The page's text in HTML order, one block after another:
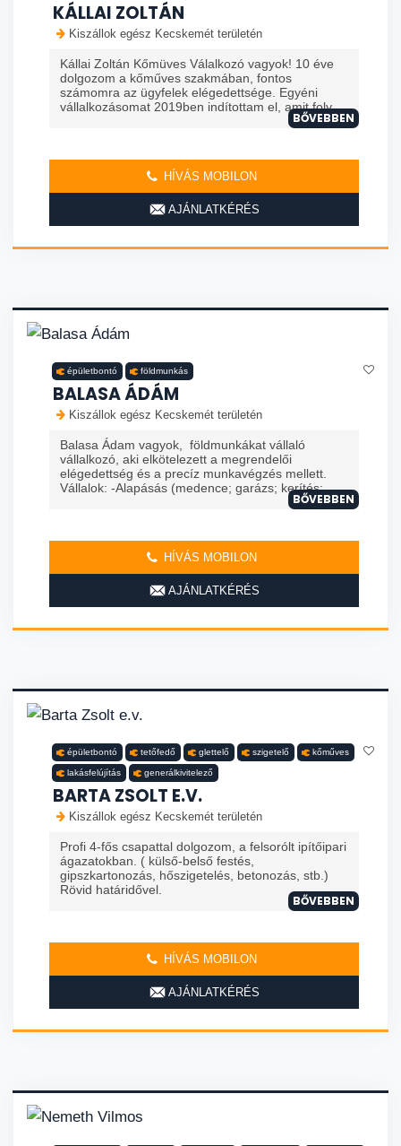
KÁLLAI ZOLTÁN
Kiszállok egész Kecskemét területén
Kállai Zoltán Kőmüves Válalkozó vagyok! 10 éve
dolgozom a kőműves szakmában, fontos
számomra az ügyfelek elégedettsége. Egyéni
vállalkozásomat 2019ben indítottam el, amit foly...
BŐVEBBEN
HÍVÁS MOBILON
AJÁNLATKÉRÉS
épületbontó földmunkás
BALASA ÁDÁM
Kiszállok egész Kecskemét területén
Balasa Ádam vagyok, földmunkákat vállaló
vállalkozó, aki elkötelezett a megrendelői
elégedettség és a precíz munkavégzés mellett.
Vállalok: -Alapásás (medence; garázs; kerítés; ...
BŐVEBBEN
HÍVÁS MOBILON
AJÁNLATKÉRÉS
épületbontó tetőfedő glettelő szigetelő kőműves
lakásfelújítás generálkivitelező
BARTA ZSOLT E.V.
Kiszállok egész Kecskemét területén
Profi 4-fős csapattal dolgozom, a felsorólt ipítőipari
ágazatokban. ( külső-belső festés,
gipszkartonozás, hőszigetelés, betonozás, stb.)
Rövid határidővel.
BŐVEBBEN
HÍVÁS MOBILON
AJÁNLATKÉRÉS